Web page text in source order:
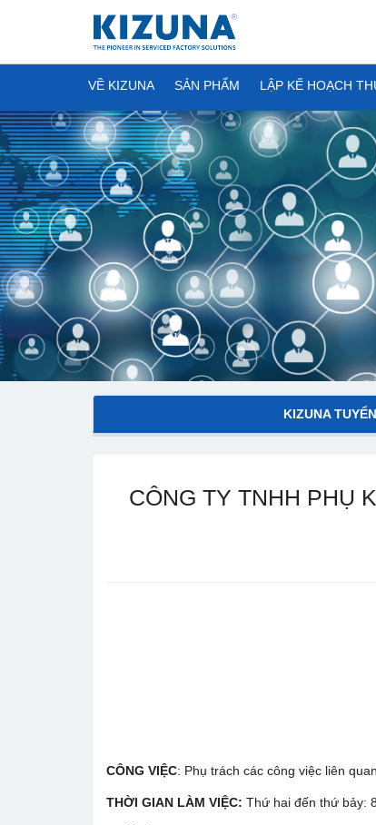
VỀ KIZUNA SẢN PHẨM LẬP KẾ HOẠCH
KIZUNA
CÔNG TY TNHH PHỤ
CÔNG VIỆC: Phụ trách các công việc liên
THỜI GIAN LÀM VIỆC: Thứ hai đến thứ bảy: